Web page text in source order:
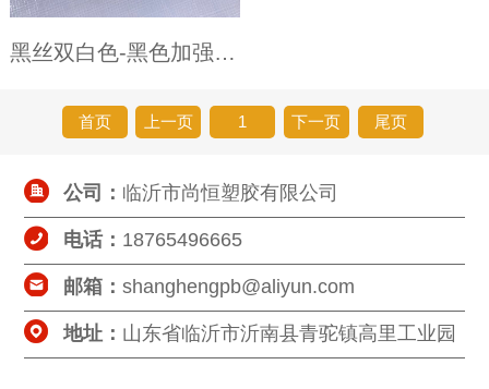
黑丝双白色-黑色加强条pe防水篷布
首页 上一页 1 下一页 尾页
公司： 临沂市尚恒塑胶有限公司
电话： 18765496665
邮箱：shanghengpb@aliyun.com
地址： 山东省临沂市沂南县青驼镇高里工业园